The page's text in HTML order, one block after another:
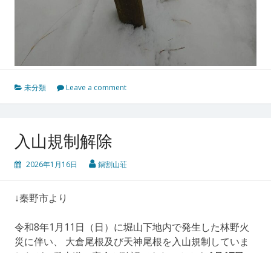
未分類 Leave a comment
入山規制解除
2026年1月16日 鍋割山荘
↓秦野市より
令和8年1月11日（日）に堀山下地内で発生した林野火
災に伴い、 大倉尾根及び天神尾根を入山規制していま